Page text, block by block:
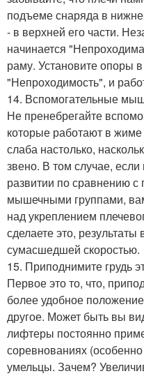
подъеме снаряда в
- в верхней его части.
начинается
раму. Установите опоры
"Непроходимость", и
14. Вспомогательные
Не пренебрегайте
которые работают в
слаба настолько,
звено. В том случае,
развитии по сравнению с
мышечными группами,
над укреплением
сделаете это,
сумасшедшей скоростью.
15. Приподнимите грудь
Первое это то, что,
более удобное
другое. Может быть вы
лифтеры постоянно
соревнованиях
умельцы. Зачем?